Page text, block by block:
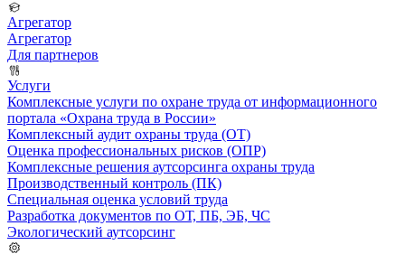
Агрегатор
Агрегатор
Для партнеров
Услуги
Комплексные услуги по охране труда от информационного
портала «Охрана труда в России»
Комплексный аудит охраны труда (ОТ)
Оценка профессиональных рисков (ОПР)
Комплексные решения аутсорсинга охраны труда
Производственный контроль (ПК)
Специальная оценка условий труда
Разработка документов по ОТ, ПБ, ЭБ, ЧС
Экологический аутсорсинг